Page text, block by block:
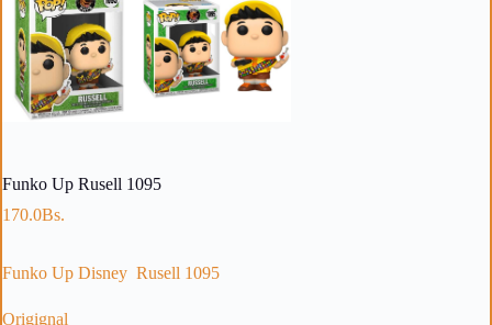
Funko Up Rusell 1095
170.0Bs.
Funko Up Disney Rusell 1095
Origignal